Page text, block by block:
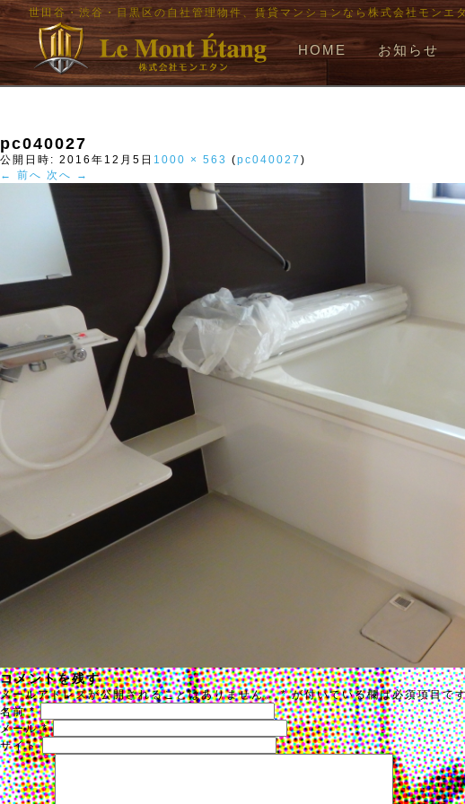
世田谷・渋谷・目黒区の自社管理物件、賃貸マンションなら株式会社モンエ
HOME お知らせ
pc040027
公開日時: 2016年12月5日 1000 × 563 (pc040027 )
← 前へ 次へ →
コメントを残す
メールアドレスが公開されることはありません。 *が付いている欄は必須項目で
名前*
メール*
サイト